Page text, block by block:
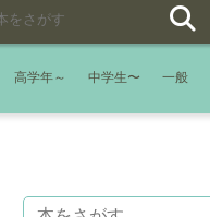
高学年～ 中学生〜 一般